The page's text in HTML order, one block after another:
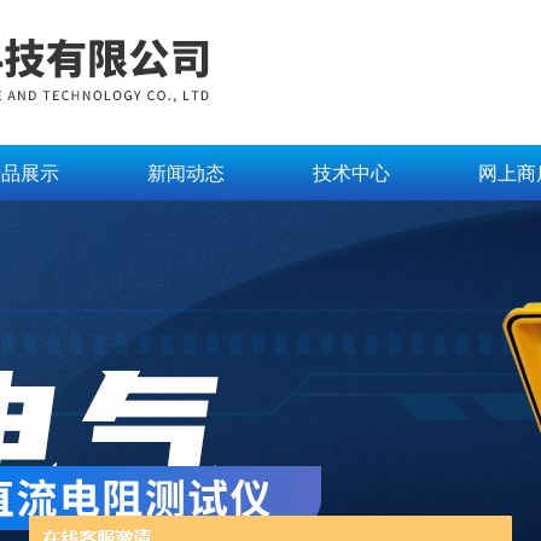
展示 新闻动态 技术中心 网上商